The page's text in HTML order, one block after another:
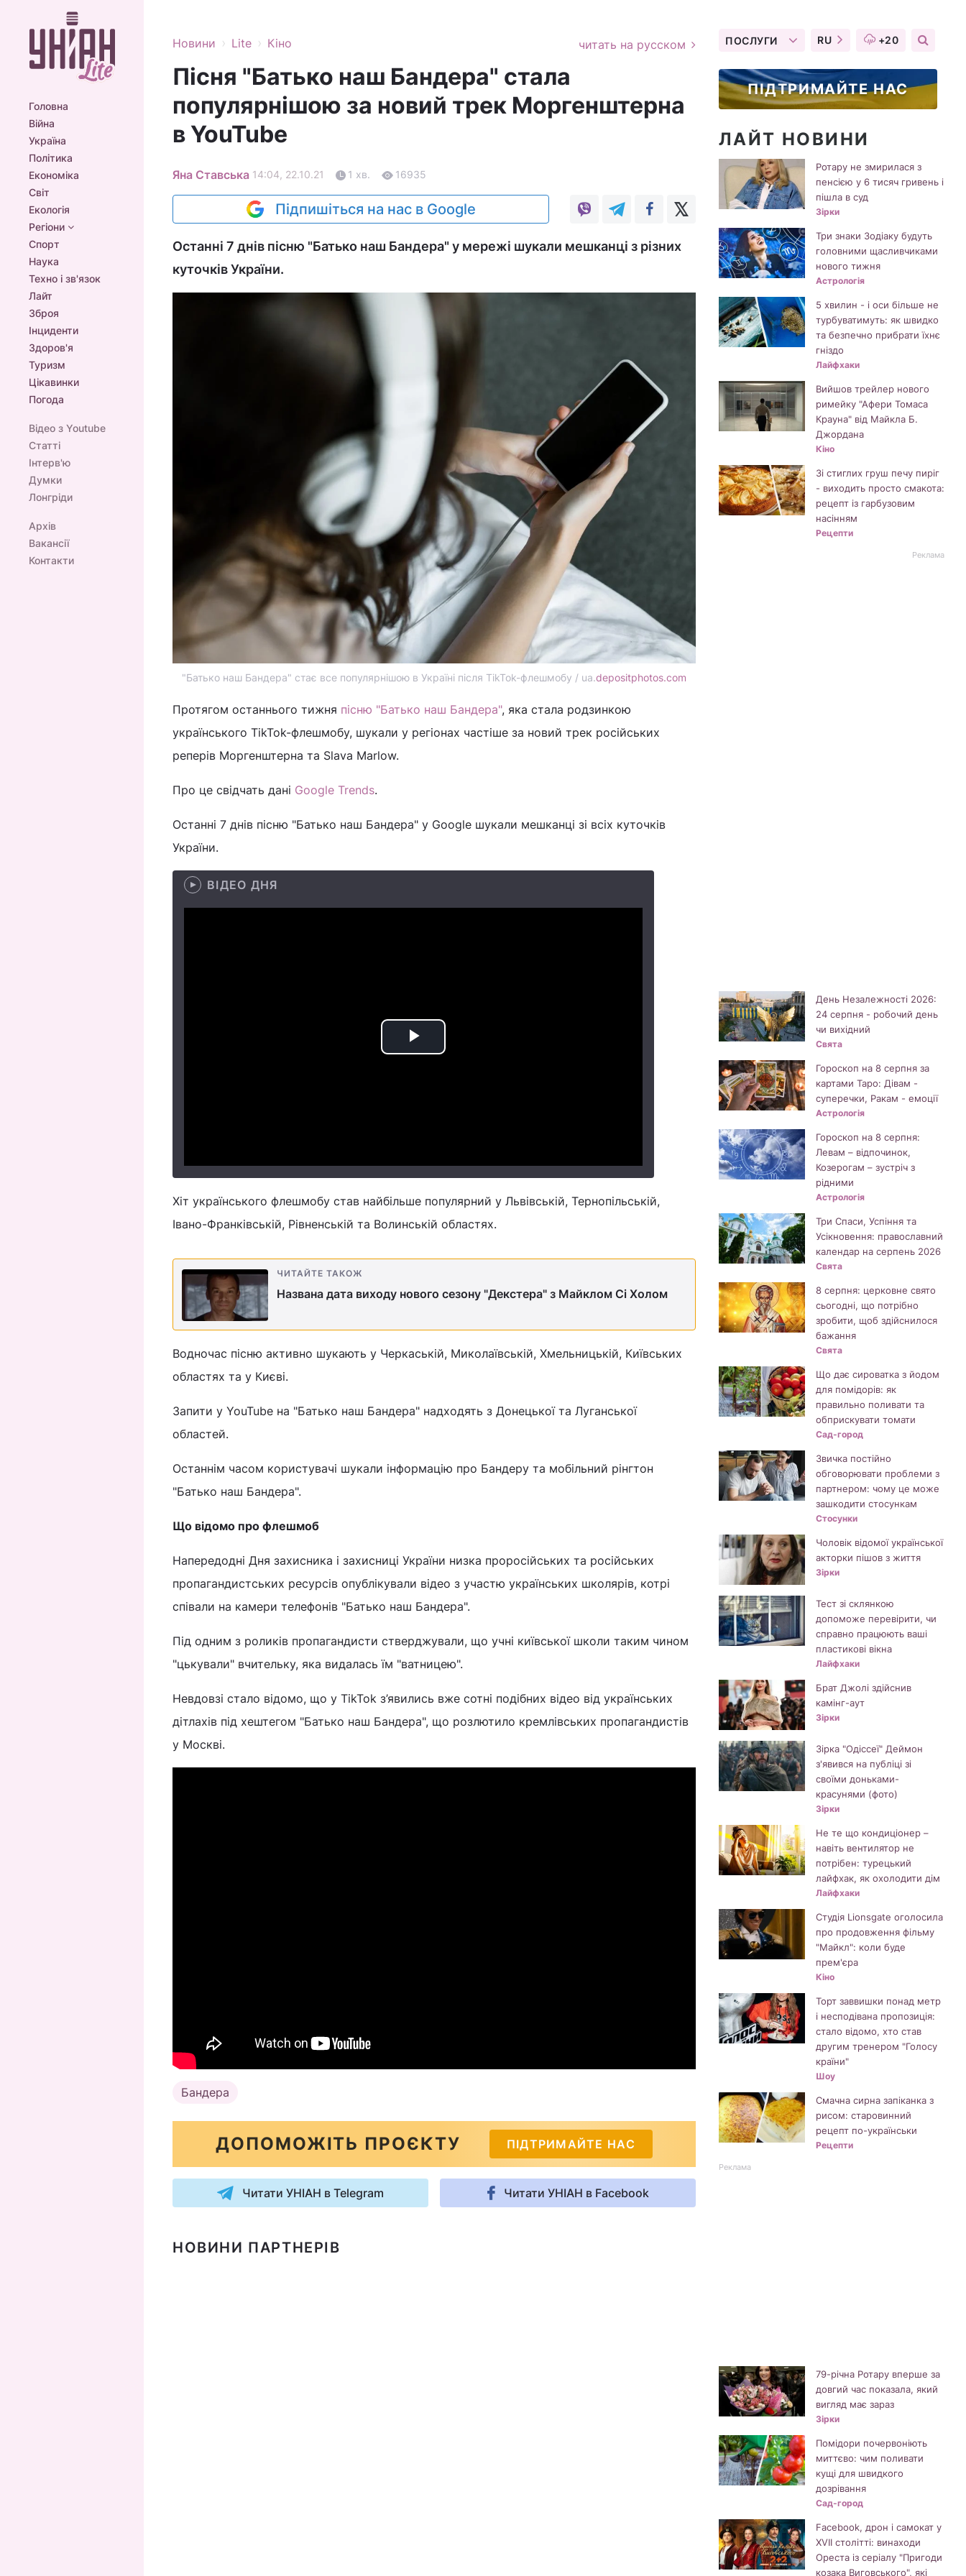
Головна
Війна
Україна
Політика
Економіка
Світ
Екологія
Регіони
Спорт
Наука
Техно і зв'язок
Лайт
Зброя
Інциденти
Здоров'я
Туризм
Цікавинки
Погода
Відео з Youtube
Статті
Інтерв'ю
Думки
Лонгріди
Архів
Вакансії
Контакти
Новини › Lite › Кіно читать на русском
Пісня "Батько наш Бандера" стала
популярнішою за новий трек Моргенштерна
в YouTube
Яна Ставська 14:04, 22.10.21 1 хв. 16935
Підпишіться на нас в Google
Останні 7 днів пісню "Батько наш Бандера" у мережі шукали мешканці з різних
куточків України.
"Батько наш Бандера" стає все популярнішою в Україні після TikTok-флешмобу / ua.depositphotos.com
Протягом останнього тижня пісню "Батько наш Бандера", яка стала родзинкою
українського TikTok-флешмобу, шукали у регіонах частіше за новий трек російських
реперів Моргенштерна та Slava Marlow.
Про це свідчать дані Google Trends.
Останні 7 днів пісню "Батько наш Бандера" у Google шукали мешканці зі всіх куточків
України.
ВІДЕО ДНЯ
Play
Хіт українського флешмобу став найбільше популярний у Львівській, Тернопільській,
Івано-Франківській, Рівненській та Волинській областях.
ЧИТАЙТЕ ТАКОЖ
Названа дата виходу нового сезону "Декстера" з Майклом Сі Холом
Водночас пісню активно шукають у Черкаській, Миколаївській, Хмельницькій, Київських
областях та у Києві.
Запити у YouTube на "Батько наш Бандера" надходять з Донецької та Луганської
областей.
Останнім часом користувачі шукали інформацію про Бандеру та мобільний рінгтон
"Батько наш Бандера".
Що відомо про флешмоб
Напередодні Дня захисника і захисниці України низка проросійських та російських
пропагандистських ресурсів опублікували відео з участю українських школярів, котрі
співали на камери телефонів "Батько наш Бандера".
Під одним з роликів пропагандисти стверджували, що учні київської школи таким чином
"цькували" вчительку, яка видалась їм "ватницею".
Невдовзі стало відомо, що у TikTok з’явились вже сотні подібних відео від українських
дітлахів під хештегом "Батько наш Бандера", що розлютило кремлівських пропагандистів
у Москві.
Бандера
ДОПОМОЖІТЬ ПРОЄКТУ ПІДТРИМАЙТЕ НАС
Читати УНІАН в Telegram Читати УНІАН в Facebook
НОВИНИ ПАРТНЕРІВ
ПОСЛУГИ RU +20
ПІДТРИМАЙТЕ НАС
ЛАЙТ НОВИНИ
Ротару не змирилася з
пенсією у 6 тисяч гривень і
пішла в суд
Зірки
Три знаки Зодіаку будуть
головними щасливчиками
нового тижня
Астрологія
5 хвилин - і оси більше не
турбуватимуть: як швидко
та безпечно прибрати їхнє
гніздо
Лайфхаки
Вийшов трейлер нового
римейку "Афери Томаса
Крауна" від Майкла Б.
Джордана
Кіно
Зі стиглих груш печу пиріг
- виходить просто смакота:
рецепт із гарбузовим
насінням
Рецепти
Реклама
День Незалежності 2026:
24 серпня - робочий день
чи вихідний
Свята
Гороскоп на 8 серпня за
картами Таро: Дівам -
суперечки, Ракам - емоції
Астрологія
Гороскоп на 8 серпня:
Левам – відпочинок,
Козерогам – зустріч з
рідними
Астрологія
Три Спаси, Успіння та
Усікновення: православний
календар на серпень 2026
Свята
8 серпня: церковне свято
сьогодні, що потрібно
зробити, щоб здійснилося
бажання
Свята
Що дає сироватка з йодом
для помідорів: як
правильно поливати та
обприскувати томати
Сад-город
Звичка постійно
обговорювати проблеми з
партнером: чому це може
зашкодити стосункам
Стосунки
Чоловік відомої української
акторки пішов з життя
Зірки
Тест зі склянкою
допоможе перевірити, чи
справно працюють ваші
пластикові вікна
Лайфхаки
Брат Джолі здійснив
камінг-аут
Зірки
Зірка "Одіссеї" Деймон
з'явився на публіці зі
своїми доньками-
красунями (фото)
Зірки
Не те що кондиціонер –
навіть вентилятор не
потрібен: турецький
лайфхак, як охолодити дім
Лайфхаки
Студія Lionsgate оголосила
про продовження фільму
"Майкл": коли буде
прем'єра
Кіно
Торт заввишки понад метр
і несподівана пропозиція:
стало відомо, хто став
другим тренером "Голосу
країни"
Шоу
Смачна сирна запіканка з
рисом: старовинний
рецепт по-українськи
Рецепти
Реклама
79-річна Ротару вперше за
довгий час показала, який
вигляд має зараз
Зірки
Помідори почервоніють
миттєво: чим поливати
кущі для швидкого
дозрівання
Сад-город
Facebook, дрон і самокат у
XVII столітті: винаходи
Ореста із серіалу "Пригоди
козака Виговського", які